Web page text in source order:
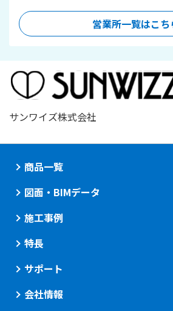
営業所一覧はこち
サンワイズ株式会社
商品一覧
図面・BIMデータ
施工事例
特長
サポート
会社情報